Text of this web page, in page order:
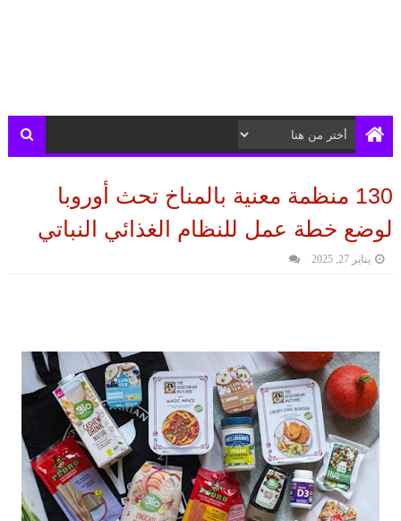
130 منظمة معنية بالمناخ تحث أوروبا
لوضع خطة عمل للنظام الغذائي النباتي
يناير 27, 2025